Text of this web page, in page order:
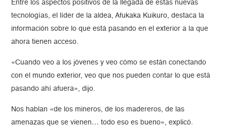
Entre los aspectos positivos de la llegada de estas nuevas
tecnologías, el líder de la aldea, Afukaka Kuikuro, destaca la
información sobre lo que está pasando en el exterior a la que
ahora tienen acceso.
«Cuando veo a los jóvenes y veo cómo se están conectando
con el mundo exterior, veo que nos pueden contar lo que está
pasando ahí afuera», dijo.
Nos hablan «de los mineros, de los madereros, de las
amenazas que se vienen… todo eso es bueno», explicó.